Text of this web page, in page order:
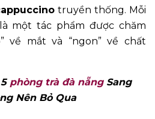
truyền thống. Mỗi
một tác phẩm được chăm
về mắt và “ngon” về chất
phòng trà đà nẵng Sang
Nên Bỏ Qua